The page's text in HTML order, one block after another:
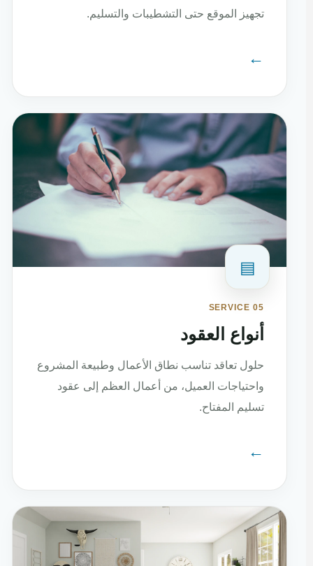
تجهيز الموقع حتى التشطيبات والتسليم.
←
▤
SERVICE 05
أنواع العقود
حلول تعاقد تناسب نطاق الأعمال وطبيعة المشروع
واحتياجات العميل، من أعمال العظم إلى عقود
تسليم المفتاح.
←